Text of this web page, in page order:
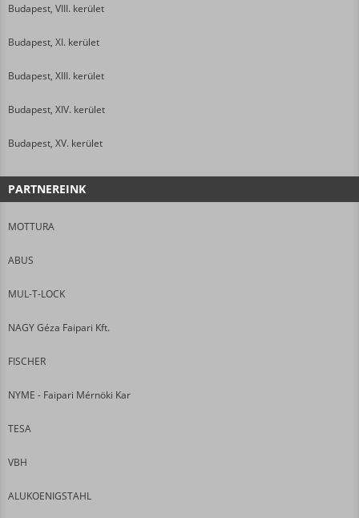
Budapest, VIII. kerület
Budapest, XI. kerület
Budapest, XIII. kerület
Budapest, XIV. kerület
Budapest, XV. kerület
PARTNEREINK
MOTTURA
ABUS
MUL-T-LOCK
NAGY Géza Faipari Kft.
FISCHER
NYME - Faipari Mérnöki Kar
TESA
VBH
ALUKOENIGSTAHL